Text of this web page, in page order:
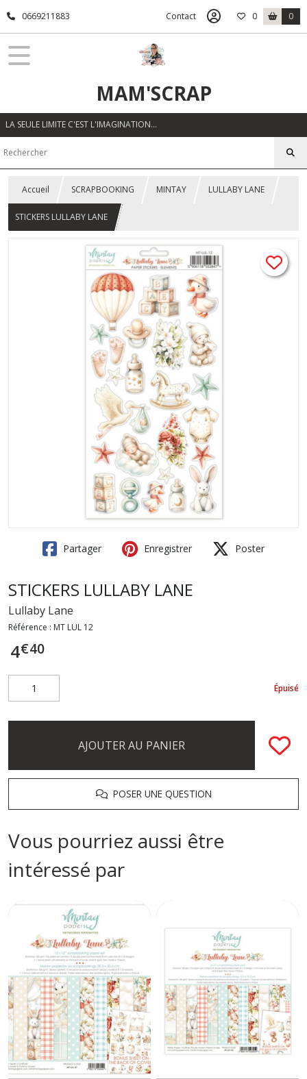
0669211883 Contact 0 0
MAM'SCRAP
LA SEULE LIMITE C'EST L'IMAGINATION…
Accueil SCRAPBOOKING MINTAY LULLABY LANE
STICKERS LULLABY LANE
Partager Enregistrer Poster
STICKERS LULLABY LANE
Lullaby Lane
Référence : MT LUL 12
4€40
Épuisé
AJOUTER AU PANIER
POSER UNE QUESTION
Vous pourriez aussi être
intéressé par